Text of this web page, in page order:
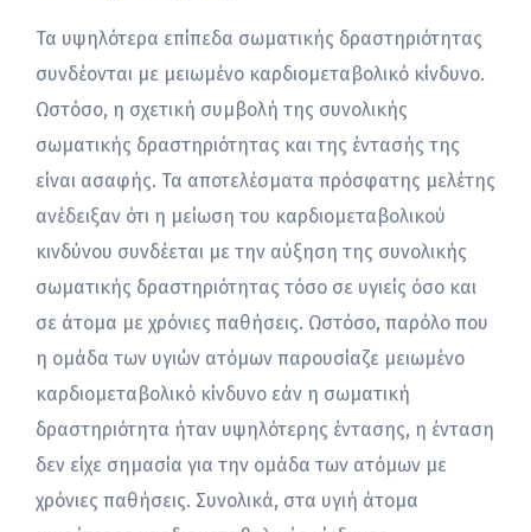
Τα υψηλότερα επίπεδα σωματικής δραστηριότητας
συνδέονται με μειωμένο καρδιομεταβολικό κίνδυνο.
Ωστόσο, η σχετική συμβολή της συνολικής
σωματικής δραστηριότητας και της έντασής της
είναι ασαφής. Τα αποτελέσματα πρόσφατης μελέτης
ανέδειξαν ότι η μείωση του καρδιομεταβολικού
κινδύνου συνδέεται με την αύξηση της συνολικής
σωματικής δραστηριότητας τόσο σε υγιείς όσο και
σε άτομα με χρόνιες παθήσεις. Ωστόσο, παρόλο που
η ομάδα των υγιών ατόμων παρουσίαζε μειωμένο
καρδιομεταβολικό κίνδυνο εάν η σωματική
δραστηριότητα ήταν υψηλότερης έντασης, η ένταση
δεν είχε σημασία για την ομάδα των ατόμων με
χρόνιες παθήσεις. Συνολικά, στα υγιή άτομα